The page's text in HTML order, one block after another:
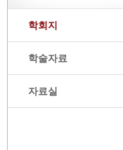
학회지
학술자료
자료실